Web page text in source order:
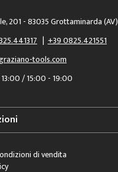
201 - 83035 Grottaminarda (AV)
|+39 0825.421551
tools.com
/ 15:00 - 19:00
di vendita